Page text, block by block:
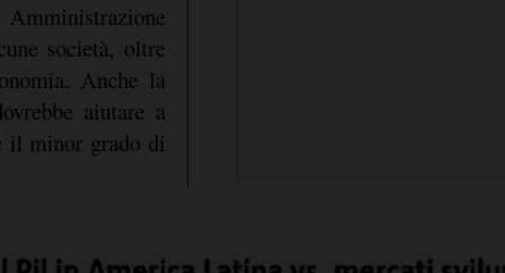
società, oltre
Anche la
aiutare a
il minor grado di